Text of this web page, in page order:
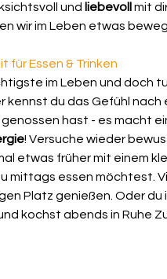
und liebevoll mit
wir im Leben etwas
für Essen & Trinken
im Leben und doch
kennst du das Gefühl
genossen hast - es macht
! Versuche wieder
etwas früher mit einem
mittags essen möchtest.
Platz genießen. Oder
kochst abends in Ruhe